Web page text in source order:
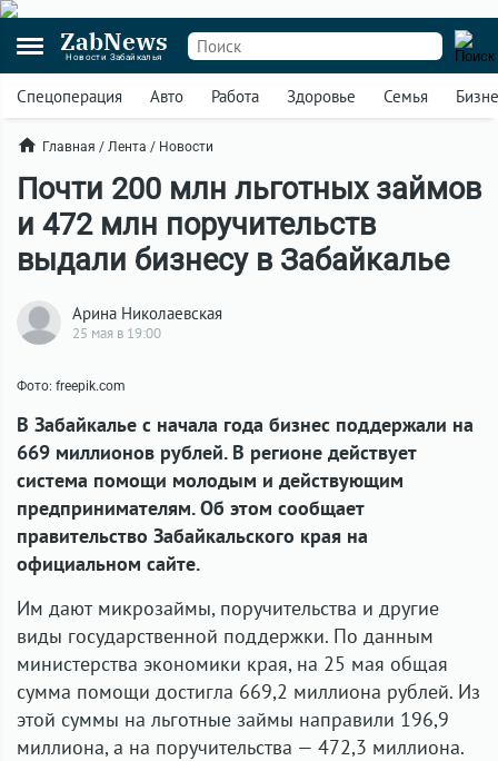
ZabNews
Новости Забайкалья
Спецоперация Авто Работа Здоровье Семья
Главная / Лента / Новости
Почти 200 млн льготных займов
и 472 млн поручительств
выдали бизнесу в Забайкалье
Арина Николаевская
25 мая в 19:00
Фото: freepik.com
В Забайкалье с начала года бизнес поддержали на
669 миллионов рублей. В регионе действует
система помощи молодым и действующим
предпринимателям. Об этом сообщает
правительство Забайкальского края на
официальном сайте.
Им дают микрозаймы, поручительства и другие
виды государственной поддержки. По данным
министерства экономики края, на 25 мая общая
сумма помощи достигла 669,2 миллиона рублей. Из
этой суммы на льготные займы направили 196,9
миллиона, а на поручительства — 472,3 миллиона.